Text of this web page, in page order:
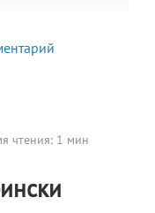
чтения: 1 мин